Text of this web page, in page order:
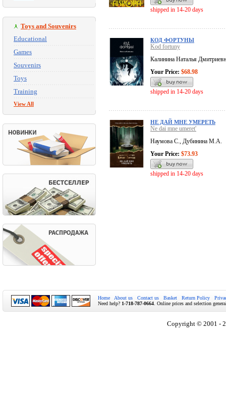
Toys and Souvenirs
Educational
Games
Souvenirs
Toys
Training
View All
shipped in 14-20 days
КОД ФОРТУНЫ
Kod fortuny
Калинина Наталья
Your Price: $68.98
shipped in 14-20 days
НЕ ДАЙ МНЕ УМЕРЕТЬ
Ne dai mne umeret'
Наумова С., Дубинина М.А.
Your Price: $73.93
shipped in 14-20 days
Home About us Contact us Basket Return Policy
Need help? 1-718-787-0664 . Online prices and selection
Copyright © 2001 -